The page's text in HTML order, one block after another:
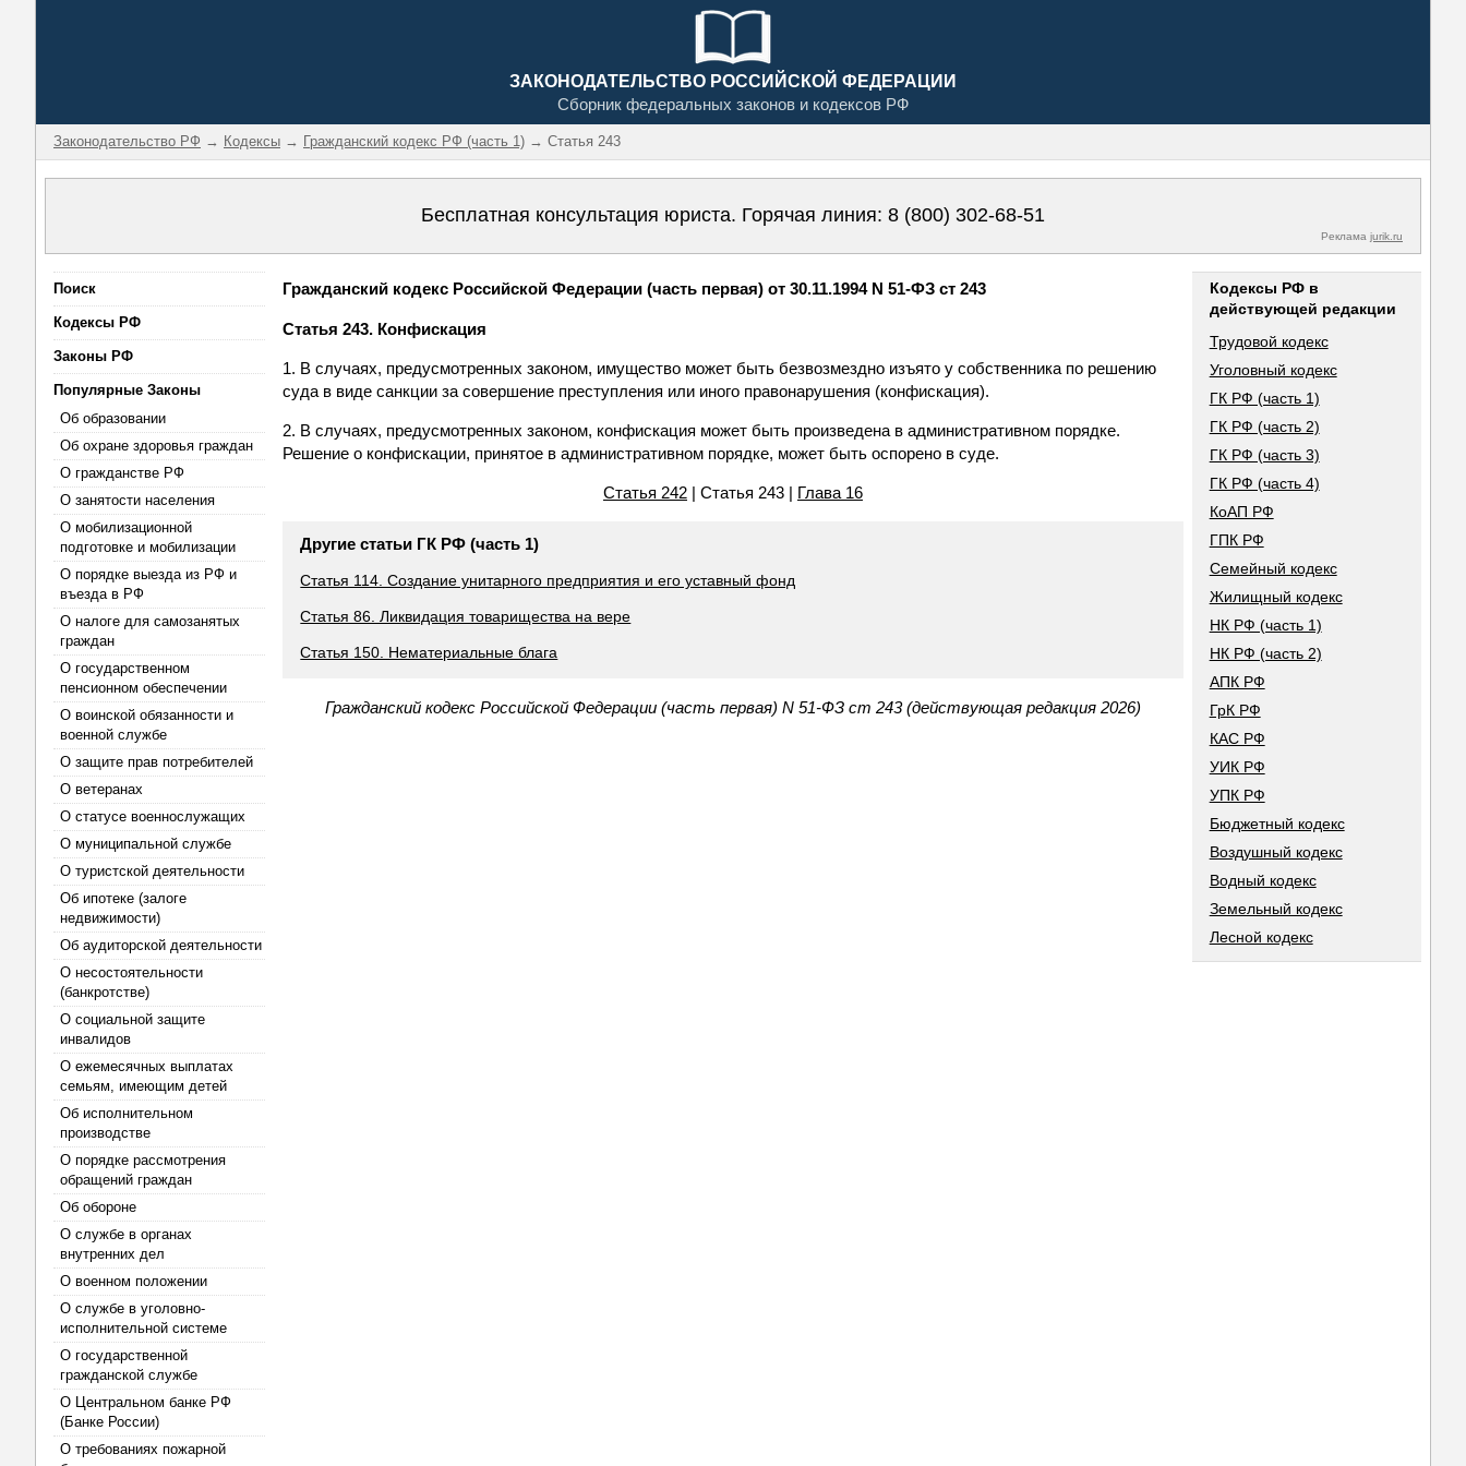
ЗАКОНОДАТЕЛЬСТВО РОССИЙСКОЙ ФЕДЕРАЦИИ
Сборник федеральных законов и кодексов РФ
Законодательство РФ → Кодексы → Гражданский кодекс РФ (часть 1) → Статья 243
Бесплатная консультация юриста. Горячая линия: 8 (800) 302-68-51
Реклама jurik.ru
Поиск
Кодексы РФ
Законы РФ
Популярные Законы
Об образовании
Об охране здоровья граждан
О гражданстве РФ
О занятости населения
О мобилизационной
подготовке и мобилизации
О порядке выезда из РФ и
въезда в РФ
О налоге для самозанятых
граждан
О государственном
пенсионном обеспечении
О воинской обязанности и
военной службе
О защите прав потребителей
О ветеранах
О статусе военнослужащих
О муниципальной службе
О туристской деятельности
Об ипотеке (залоге
недвижимости)
Об аудиторской деятельности
О несостоятельности
(банкротстве)
О социальной защите
инвалидов
О ежемесячных выплатах
семьям, имеющим детей
Об исполнительном
производстве
О порядке рассмотрения
обращений граждан
Об обороне
О службе в органах
внутренних дел
О военном положении
О службе в уголовно-
исполнительной системе
О государственной
гражданской службе
О Центральном банке РФ
(Банке России)
О требованиях пожарной
Гражданский кодекс Российской Федерации (часть первая) от 30.11.1994 N 51-ФЗ ст 243
Статья 243. Конфискация
1. В случаях, предусмотренных законом, имущество может быть безвозмездно изъято у собственника по решению
суда в виде санкции за совершение преступления или иного правонарушения (конфискация).
2. В случаях, предусмотренных законом, конфискация может быть произведена в административном порядке.
Решение о конфискации, принятое в административном порядке, может быть оспорено в суде.
Статья 242| Статья 243 | Глава 16
Другие статьи ГК РФ (часть 1)
Статья 114. Создание унитарного предприятия и его уставный фонд
Статья 86. Ликвидация товарищества на вере
Статья 150. Нематериальные блага
Гражданский кодекс Российской Федерации (часть первая) N 51-ФЗ ст 243 (действующая редакция 2026)
Кодексы РФ в
действующей редакции
Трудовой кодекс
Уголовный кодекс
ГК РФ (часть 1)
ГК РФ (часть 2)
ГК РФ (часть 3)
ГК РФ (часть 4)
КоАП РФ
ГПК РФ
Семейный кодекс
Жилищный кодекс
НК РФ (часть 1)
НК РФ (часть 2)
АПК РФ
ГрК РФ
КАС РФ
УИК РФ
УПК РФ
Бюджетный кодекс
Воздушный кодекс
Водный кодекс
Земельный кодекс
Лесной кодекс